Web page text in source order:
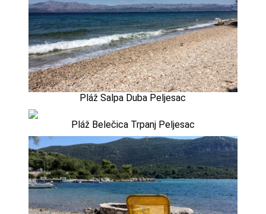
Pláž Salpa Duba Peljesac
Pláž Belečica Trpanj Peljesac